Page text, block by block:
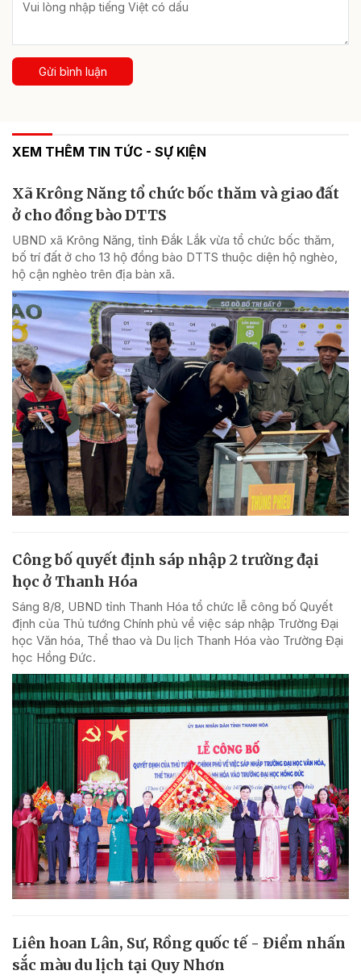
Gửi bình luận
XEM THÊM TIN TỨC - SỰ KIỆN
Xã Krông Năng tổ chức bốc thăm và giao đất
ở cho đồng bào DTTS
UBND xã Krông Năng, tỉnh Đắk Lắk vừa tổ chức bốc thăm,
bố trí đất ở cho 13 hộ đồng bào DTTS thuộc diện hộ nghèo,
hộ cận nghèo trên địa bàn xã.
Công bố quyết định sáp nhập 2 trường đại
học ở Thanh Hóa
Sáng 8/8, UBND tỉnh Thanh Hóa tổ chức lễ công bố Quyết
định của Thủ tướng Chính phủ về việc sáp nhập Trường Đại
học Văn hóa, Thể thao và Du lịch Thanh Hóa vào Trường Đại
học Hồng Đức.
Liên hoan Lân, Sư, Rồng quốc tế - Điểm nhấn
sắc màu du lịch tại Quy Nhơn